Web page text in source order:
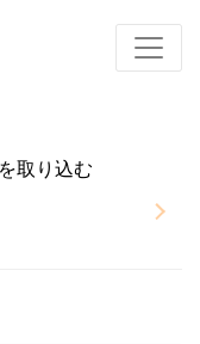
取り込む